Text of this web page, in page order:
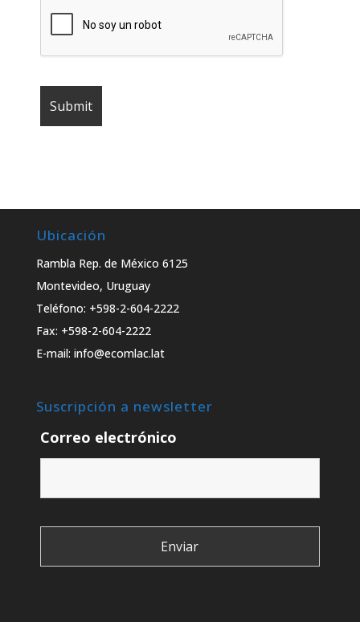
Ubicación
Rambla Rep. de México 6125
Montevideo, Uruguay
Teléfono: +598-2-604-2222
Fax: +598-2-604-2222
E-mail: info@ecomlac.lat
Suscripción a newsletter
Correo electrónico